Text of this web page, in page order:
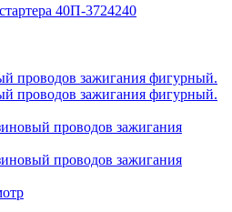
40П-3724240